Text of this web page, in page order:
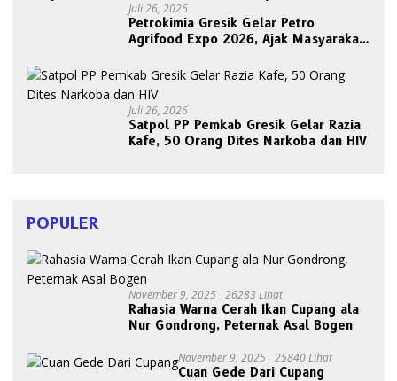
Juli 26, 2026
Petrokimia Gresik Gelar Petro
Agrifood Expo 2026, Ajak Masyarakat
Juli 26, 2026
Satpol PP Pemkab Gresik Gelar Razia
Kafe, 50 Orang Dites Narkoba dan HIV
POPULER
November 9, 2025 26283 Lihat
Rahasia Warna Cerah Ikan Cupang ala
Nur Gondrong, Peternak Asal Bogen
November 9, 2025 25840 Lihat
Cuan Gede Dari Cupang